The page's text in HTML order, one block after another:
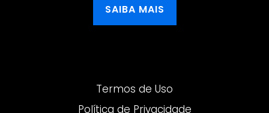
SAIBA MAIS
Termos de Uso
Política de Privacidade